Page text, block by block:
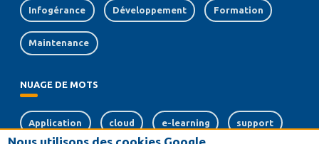
Infogérance Développement Formation
Maintenance
NUAGE DE MOTS
Application cloud e-learning support